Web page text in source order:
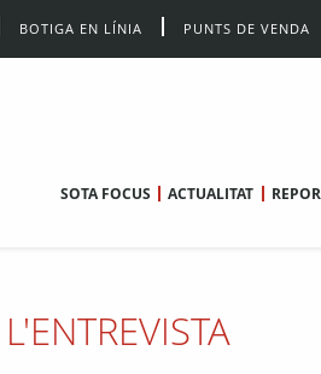
BOTIGA EN LÍNIA PUNTS DE VENDA
SOTA FOCUS ACTUALITAT
L'ENTREVISTA